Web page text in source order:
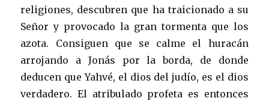
religiones, descubren que ha traicionado a su
Señor y provocado la gran tormenta que los
azota. Consiguen que se calme el huracán
arrojando a Jonás por la borda, de donde
deducen que Yahvé, el dios del judío, es el dios
verdadero. El atribulado profeta es entonces